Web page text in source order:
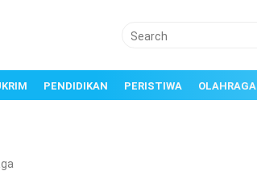
PENDIDIKAN PERISTIWA OLAHRAGA